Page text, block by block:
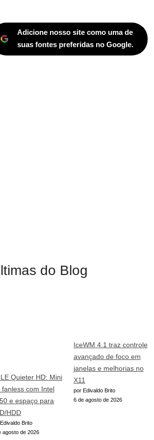
Adicione nosso site como uma de
suas fontes preferidas no Google.
do Blog
Quieter HD: Mini
fanless com Intel
e espaço para
HDD
Brito
agosto de 2026
IceWM 4.1 traz controle
avançado de foco em
janelas e melhorias no
X11
por Edivaldo Brito
6 de agosto de 2026